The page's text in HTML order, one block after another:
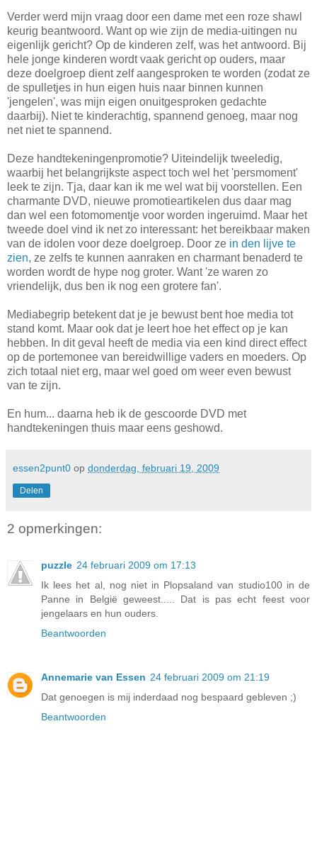
Verder werd mijn vraag door een dame met een roze shawl
keurig beantwoord. Want op wie zijn de media-uitingen nu
eigenlijk gericht? Op de kinderen zelf, was het antwoord. Bij
hele jonge kinderen wordt vaak gericht op ouders, maar
deze doelgroep dient zelf aangesproken te worden (zodat ze
de spulletjes in hun eigen huis naar binnen kunnen
'jengelen', was mijn eigen onuitgesproken gedachte
daarbij). Niet te kinderachtig, spannend genoeg, maar nog
net niet te spannend.
Deze handtekeningenpromotie? Uiteindelijk tweeledig,
waarbij het belangrijkste aspect toch wel het 'persmoment'
leek te zijn. Tja, daar kan ik me wel wat bij voorstellen. Een
charmante DVD, nieuwe promotieartikelen dus daar mag
dan wel een fotomomentje voor worden ingeruimd. Maar het
tweede doel vind ik net zo interessant: het bereikbaar maken
van de idolen voor deze doelgroep. Door ze in den lijve te
zien, ze zelfs te kunnen aanraken en charmant benaderd te
worden wordt de hype nog groter. Want 'ze waren zo
vriendelijk, dus ben ik nog een grotere fan'.
Mediabegrip betekent dat je je bewust bent hoe media tot
stand komt. Maar ook dat je leert hoe het effect op je kan
hebben. In dit geval heeft de media via een kind direct effect
op de portemonee van bereidwillige vaders en moeders. Op
zich totaal niet erg, maar wel goed om weer even bewust
van te zijn.
En hum... daarna heb ik de gescoorde DVD met
handtekeningen thuis maar eens geshowd.
essen2punt0 op donderdag, februari 19, 2009
Delen
2 opmerkingen:
puzzle 24 februari 2009 om 17:13
Ik lees het al, nog niet in Plopsaland van studio100 in de
Panne in België geweest..... Dat is pas echt feest voor
jengelaars en hun ouders.
Beantwoorden
Annemarie van Essen 24 februari 2009 om 21:19
Dat genoegen is mij inderdaad nog bespaard gebleven ;)
Beantwoorden